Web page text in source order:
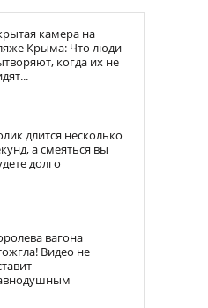
камера на
Крыма: Что люди
когда их не
длится несколько
а смеяться вы
долго
вагона
Видео не